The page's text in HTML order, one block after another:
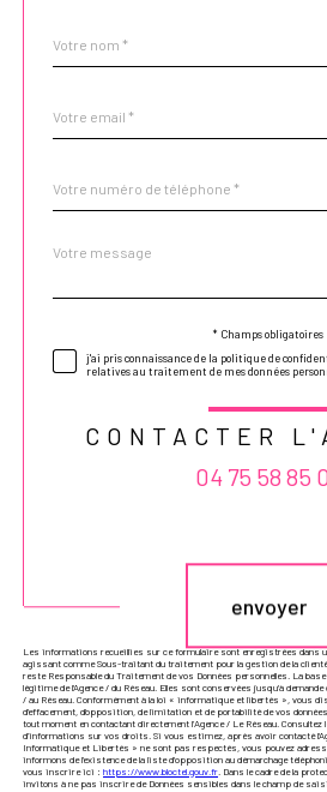
par
*
*
*
Fieldset
Message
*
* Champs obligatoires
j'ai pris connaissance de la politique de
relatives au traitement de mes données
CONTACTER
04 75 58 85
envoyer
Les informations recueillies sur ce formulaire sont enregistrées
agissant comme Sous-traitant du traitement pour la gestion de la
reste Responsable du Traitement de vos Données personnelles. La
légitime de l'Agence / du Réseau. Elles sont conservées jusqu'à
/ au Réseau. Conformément à la loi « informatique et libertés », vous
d’effacement, d’opposition, de limitation et de portabilité de vos
tout moment en contactant directement l’Agence / Le Réseau.
d’informations sur vos droits. Si vous estimez, après avoir contacté
Informatique et Libertés » ne sont pas respectés, vous pouvez
informons de l’existence de la liste d'opposition au démarchage
vous inscrire ici : https://www.bloctel.gouv.fr. Dans le cadre de la
invitons à ne pas inscrire de Données sensibles dans le champ de